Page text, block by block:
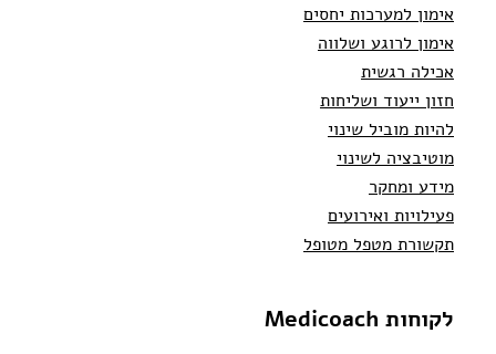
אימון למערכות יחסים
אימון לרוגע ושלווה
אכילה רגשית
חזון ייעוד ושליחות
להיות מוביל שינוי
מוטיבציה לשינוי
מידע ומחקר
פעילויות ואירועים
תקשורת מטפל מטופל
לקוחות Medicoach